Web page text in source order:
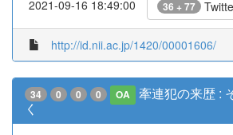
2021-09-16 18:49:00 36 + 77
http://id.nii.ac.jp/1420/00001606/
34 0 0 0 OA
牽連犯の来歴 :
く